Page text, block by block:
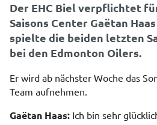
Der EHC Biel verpflichtet
Saisons Center Gaëtan
spielte die beiden letzten
bei den Edmonton Oilers.
Er wird ab nächster Woche das
Team aufnehmen.
Gaëtan Haas: Ich bin sehr